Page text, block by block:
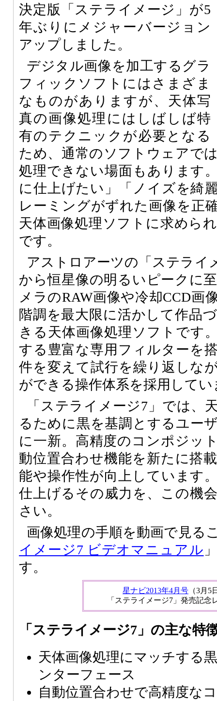
決定版「ステライメージ」が5
年ぶりにメジャーバージョン
アップしました。
デジタル画像を加工するグラ
フィックソフトにはさまざま
なものがありますが、天体写
真の画像処理にはしばしば特
有のテクニックが必要となる
ため、通常のソフトウェアで
処理できない場面もあります
に仕上げたい」「ノイズを綺
レーミングがずれた画像を
天体画像処理ソフトに求めら
です。
アストロアーツの「ステライ
から恒星像の明るいピークに
メラのRAW画像や冷却CCD画
階調を最大限に活かして作品
きる天体画像処理ソフトです
する豊富な専用フィルターを
件を変えて試行を繰り返しな
ができる操作体系を採用してい
「ステライメージ7」では、
るために黒を基調とするユー
に一新。高精度のコンポジッ
動位置合わせ機能を新たに搭
能や操作性が向上しています
仕上げるその威力を、この機
さい。
画像処理の手順を動画で見る
イメージ7 ビデオマニュアル
す。
星ナビ2013年4月号 （3月5
「ステライメージ7」発売記念
「ステライメージ7」の主な特
天体画像処理にマッチする
ンターフェース
自動位置合わせで高精度な